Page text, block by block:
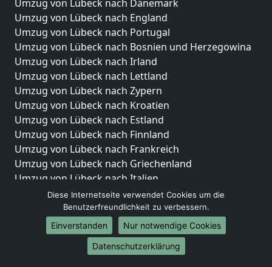
Umzug von Lübeck nach Dänemark
Umzug von Lübeck nach England
Umzug von Lübeck nach Portugal
Umzug von Lübeck nach Bosnien und Herzegowina
Umzug von Lübeck nach Irland
Umzug von Lübeck nach Lettland
Umzug von Lübeck nach Zypern
Umzug von Lübeck nach Kroatien
Umzug von Lübeck nach Estland
Umzug von Lübeck nach Finnland
Umzug von Lübeck nach Frankreich
Umzug von Lübeck nach Griechenland
Umzug von Lübeck nach Italien
Umzug von Lübeck nach Liechtenstein
Umzug von Lübeck nach Luxemburg
Umzug von Lübeck nach Niederlande
Umzug von Lübeck nach Norwegen
Umzüge-Deutschlandweit
Diese Internetseite verwendet Cookies um die
Benutzerfreundlichkeit zu verbessern.
Einverstanden
Nur notwendige Cookies
Datenschutzerklärung